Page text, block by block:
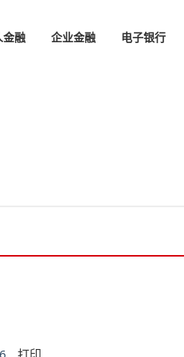
金融 企业金融 电子银行
打印